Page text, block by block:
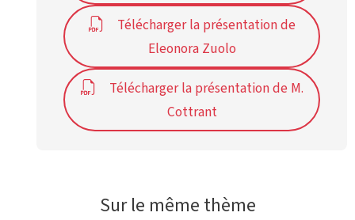
Télécharger la présentation de
Eleonora Zuolo
Télécharger la présentation de M.
Cottrant
Sur le même thème